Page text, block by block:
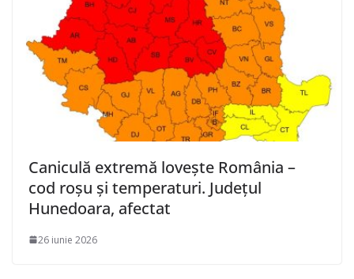
Caniculă extremă lovește România –
cod roșu și temperaturi. Județul
Hunedoara, afectat
26 iunie 2026